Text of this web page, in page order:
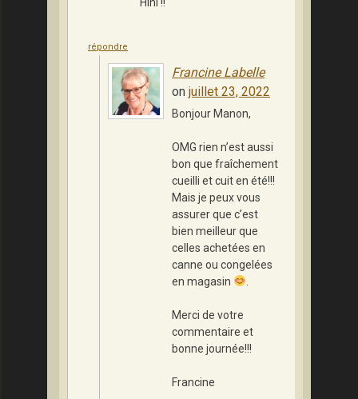
répondre
Francine Labelle
on juillet 23, 2022
Bonjour Manon,
OMG rien n’est aussi
bon que fraîchement
cueilli et cuit en été!!!
Mais je peux vous
assurer que c’est
bien meilleur que
celles achetées en
canne ou congelées
en magasin
Merci de votre
commentaire et
bonne journée!!!
Francine